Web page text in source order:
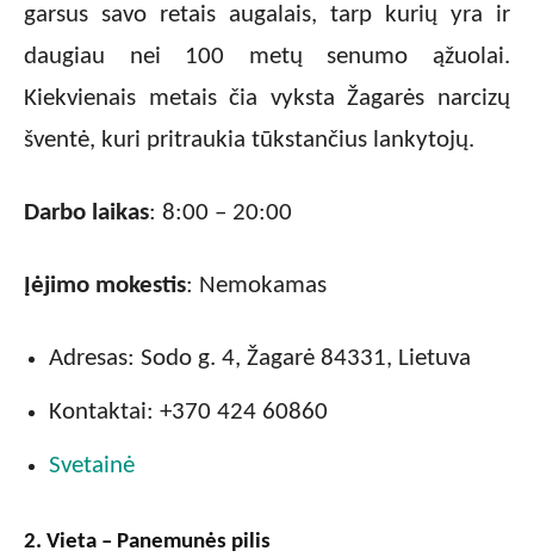
garsus savo retais augalais, tarp kurių yra ir
daugiau nei 100 metų senumo ąžuolai.
Kiekvienais metais čia vyksta Žagarės narcizų
šventė, kuri pritraukia tūkstančius lankytojų.
Darbo laikas: 8:00 – 20:00
Įėjimo mokestis: Nemokamas
Adresas: Sodo g. 4, Žagarė 84331, Lietuva
Kontaktai: +370 424 60860
Svetainė
2. Vieta – Panemunės pilis